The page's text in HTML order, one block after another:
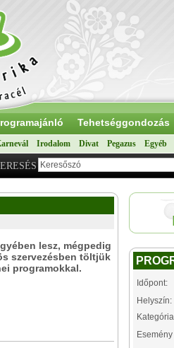
Tehetséggondozás
Irodalom Divat Pegazus Egyéb
lesz, mégpedig
szervezésben töltjük
programokkal.
Időpont:
Helyszín: